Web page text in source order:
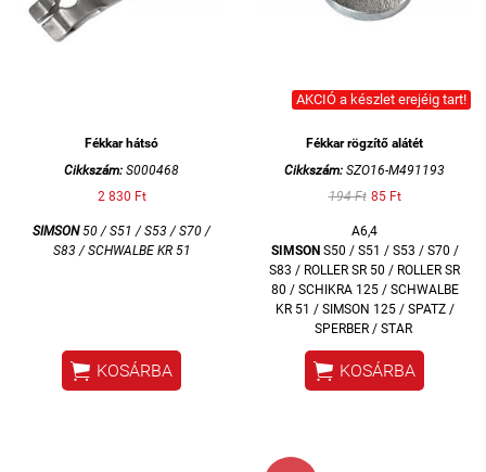
Fékkar hátsó
Cikkszám: S000468
2 830 Ft
SIMSON50 / S51 / S53 / S70 /
S83 / SCHWALBE KR 51
 KOSÁRBA
AKCIÓ a készlet erejéig tart!
Fékkar rögzítő alátét
Cikkszám: SZO16-M491193
194 Ft 85 Ft
A6,4
SIMSONS50 / S51 / S53 / S70 /
S83 / ROLLER SR 50 / ROLLER SR
80 / SCHIKRA 125 / SCHWALBE
KR 51 / SIMSON 125 / SPATZ /
SPERBER / STAR
 KOSÁRBA